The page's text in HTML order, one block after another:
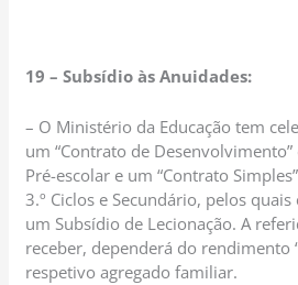
19 – Subsídio às Anuidades:
– O Ministério da Educação tem
um “Contrato de
Pré-escolar e um “Contrato
3.º Ciclos e Secundário, pelos
um Subsídio de Lecionação. A
receber, dependerá do rendimento
respetivo agregado familiar.